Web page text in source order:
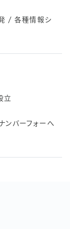
発 / 各種情報シ
立
バーフォーへ